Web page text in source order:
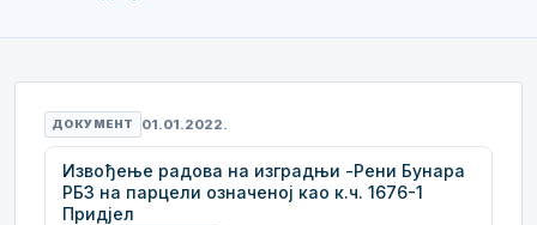
ДОКУМЕНТ 01.01.2022.
Извођење радова на изградњи -Рени Бунара
РБ3 на парцели означеној као к.ч. 1676-1
Придјел